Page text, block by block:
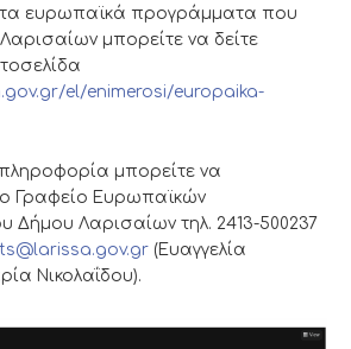
τα ευρωπαϊκά προγράμματα που
μπορείτε να δείτε
el/enimerosi/europaika-
μπορείτε να
Γραφείο Ευρωπαϊκών
Δήμου Λαρισαίων τηλ. 2413-500237
(Ευαγγελία
Νικολαΐδου).